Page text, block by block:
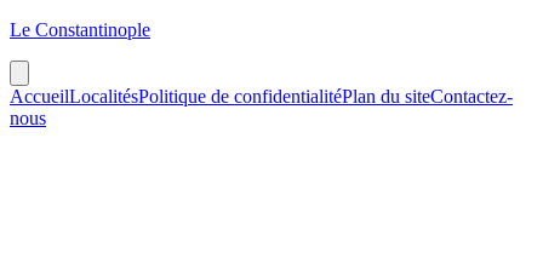
Le Constantinople
AccueilLocalitésPolitique de confidentialitéPlan du siteContactez-
nous